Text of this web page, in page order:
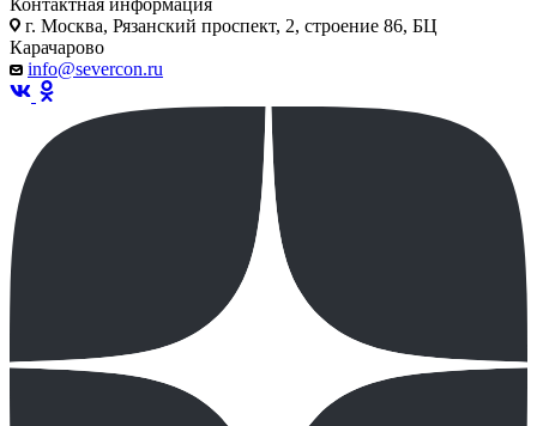
Контактная информация
г. Москва, Рязанский проспект, 2, строение 86, БЦ
Карачарово
info@severcon.ru